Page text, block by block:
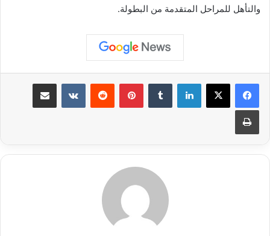
والتأهل للمراحل المتقدمة من البطولة.
لينكدإن بينتيريست مشاركة عبر البريد
طباعة